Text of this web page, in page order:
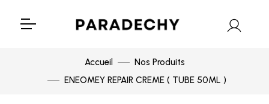
Accueil
Nos Produits
ENEOMEY REPAIR CREME ( TUBE 50ML )